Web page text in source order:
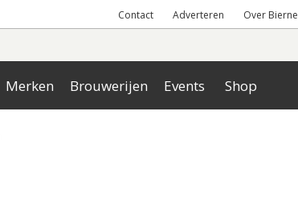
Contact Adverteren Over
Merken Brouwerijen Events Shop